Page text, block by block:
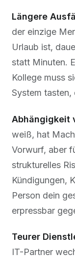
Längere
der einzige
Urlaub ist,
statt Minuten.
Kollege muss
System
Abhängigkeit
weiß, hat
Vorwurf, aber
strukturelles
Kündigungen,
Person dein
erpressbar
Teurer
IT-Partner